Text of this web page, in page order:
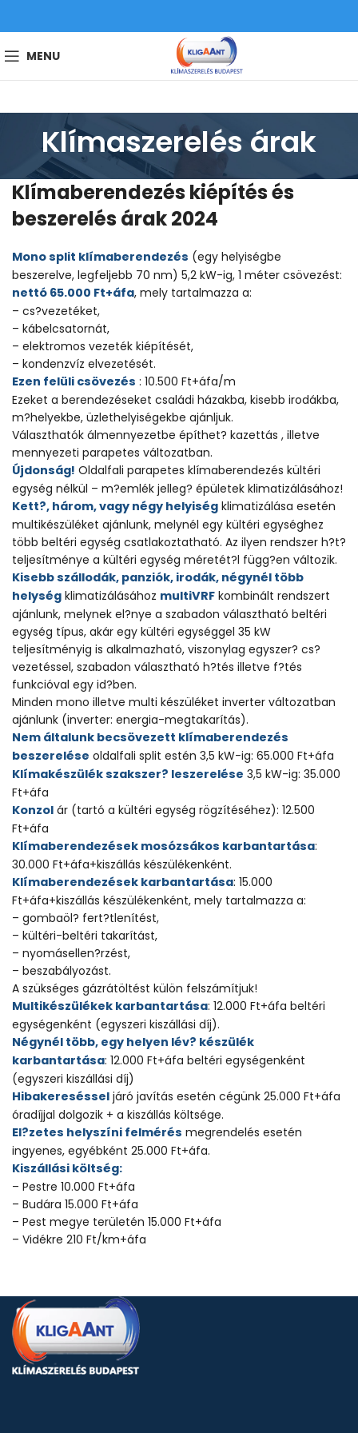
MENU
Klímaszerelés árak
Klímaberendezés kiépítés és
beszerelés árak 2024
Mono split klímaberendezés (egy helyiségbe
beszerelve, legfeljebb 70 nm) 5,2 kW-ig, 1 méter csövezést:
nettó 65.000 Ft+áfa, mely tartalmazza a:
– cs?vezetéket,
– kábelcsatornát,
– elektromos vezeték kiépítését,
– kondenzvíz elvezetését.
Ezen felüli csövezés : 10.500 Ft+áfa/m
Ezeket a berendezéseket családi házakba, kisebb irodákba,
m?helyekbe, üzlethelyiségekbe ajánljuk.
Választhatók álmennyezetbe építhet? kazettás , illetve
mennyezeti parapetes változatban.
Újdonság! Oldalfali parapetes klímaberendezés kültéri
egység nélkül – m?emlék jelleg? épületek klimatizálásához!
Kett?, három, vagy négy helyiség klimatizálása esetén
multikészüléket ajánlunk, melynél egy kültéri egységhez
több beltéri egység csatlakoztatható. Az ilyen rendszer h?t?
teljesítménye a kültéri egység méretét?l függ?en változik.
Kisebb szállodák, panziók, irodák, négynél több
helység klimatizálásához multiVRF kombinált rendszert
ajánlunk, melynek el?nye a szabadon választható beltéri
egység típus, akár egy kültéri egységgel 35 kW
teljesítményig is alkalmazható, viszonylag egyszer? cs?
vezetéssel, szabadon választható h?tés illetve f?tés
funkcióval egy id?ben.
Minden mono illetve multi készüléket inverter változatban
ajánlunk (inverter: energia-megtakarítás).
Nem általunk becsövezett klímaberendezés
beszerelése oldalfali split estén 3,5 kW-ig: 65.000 Ft+áfa
Klímakészülék szakszer? leszerelése 3,5 kW-ig: 35.000
Ft+áfa
Konzol ár (tartó a kültéri egység rögzítéséhez): 12.500
Ft+áfa
Klímaberendezések mosózsákos karbantartása:
30.000 Ft+áfa+kiszállás készülékenként.
Klímaberendezések karbantartása: 15.000
Ft+áfa+kiszállás készülékenként, mely tartalmazza a:
– gombaöl? fert?tlenítést,
– kültéri-beltéri takarítást,
– nyomásellen?rzést,
– beszabályozást.
A szükséges gázrátöltést külön felszámítjuk!
Multikészülékek karbantartása: 12.000 Ft+áfa beltéri
egységenként (egyszeri kiszállási díj).
Négynél több, egy helyen lév? készülék
karbantartása: 12.000 Ft+áfa beltéri egységenként
(egyszeri kiszállási díj)
Hibakereséssel járó javítás esetén cégünk 25.000 Ft+áfa
óradíjjal dolgozik + a kiszállás költsége.
El?zetes helyszíni felmérés megrendelés esetén
ingyenes, egyébként 25.000 Ft+áfa.
Kiszállási költség:
– Pestre 10.000 Ft+áfa
– Budára 15.000 Ft+áfa
– Pest megye területén 15.000 Ft+áfa
– Vidékre 210 Ft/km+áfa